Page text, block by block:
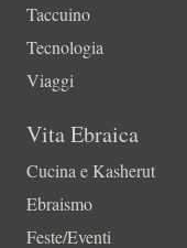
Taccuino
Tecnologia
Viaggi
Vita Ebraica
Cucina e Kasherut
Ebraismo
Feste/Eventi